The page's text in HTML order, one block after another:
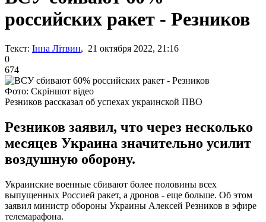
российских ракет - Резников
Текст: Інна Літвин, 21 октября 2022, 21:16
0
674
Фото: Скріншот відео
Резников рассказал об успехах украинской ПВО
Резников заявил, что через несколько
месяцев Украина значительно усилит
воздушную оборону.
Украинские военные сбивают более половины всех
выпущенных Россией ракет, а дронов - еще больше. Об этом
заявил министр обороны Украины Алексей Резников в эфире
телемарафона.